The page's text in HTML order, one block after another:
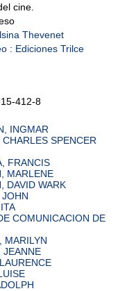
cine.
Thevenet
: Ediciones Trilce
412-8
INGMAR
SPENCER
FRANCIS
MARLENE
DAVID WARK
COMUNICACION DE
MARILYN
JEANNE